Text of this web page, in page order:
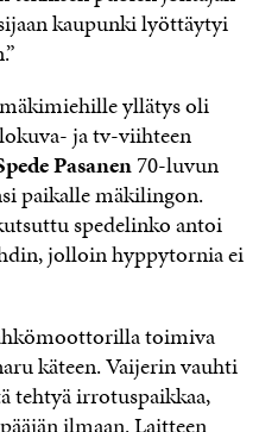
kaupunki lyöttäytyi
yllätys oli
ja tv-viihteen
Pasanen70-luvun
paikalle mäkilingon.
spedelinko antoi
jolloin hyppytornia ei
toimiva
käteen. Vaijerin vauhti
tehtyä irrotuspaikkaa,
ilmaan. Laitteen